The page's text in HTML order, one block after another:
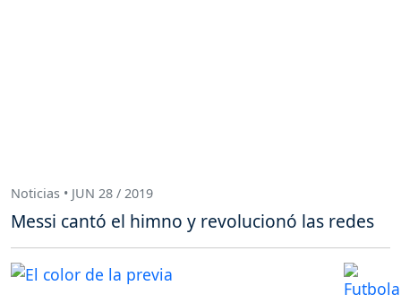
Noticias • JUN 28 / 2019
Messi cantó el himno y revolucionó las redes